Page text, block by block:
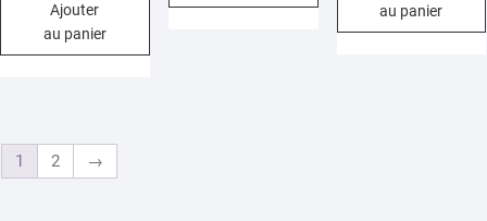
Ajouter
au panier
au panier
1 2 →